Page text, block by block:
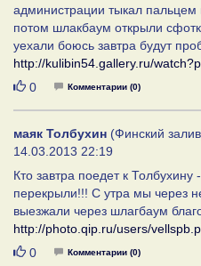
администрации тыкал пальцем
потом шлакбаум открыли
уехали боюсь завтра будут
http://kulibin54.gallery.ru/
Нравится
0 Комментарии (0)
маяк Толбухин (Финский
14.03.2013 22:19
Кто завтра поедет к Толбухину
перекрыли!!! С утра мы через
выезжали через шлагбаум
http://photo.qip.ru/users/
Нравится
0 Комментарии (0)